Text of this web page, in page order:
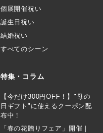
個展開催祝い
誕生日祝い
結婚祝い
すべてのシーン
特集・コラム
【今だけ300円OFF！】"母の
日ギフト"に使えるクーポン配
布中！
「春の花贈りフェア」開催｜